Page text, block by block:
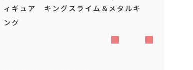
ィギュア キングスライム＆メタルキ
ング